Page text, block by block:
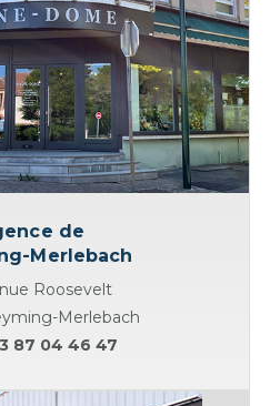
de
Merlebach
Roosevelt
Merlebach
87 04 46 47